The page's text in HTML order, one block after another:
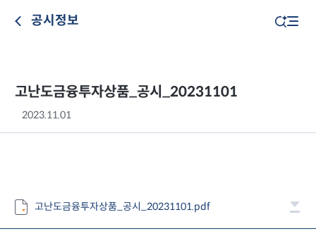
공시정보
고난도금융투자상품_공시_20231101
2023.11.01
고난도금융투자상품_공시_20231101.pdf